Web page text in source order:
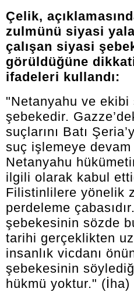
Çelik,
zulmünü siyasi
çalışan siyasi
görüldüğüne
ifadeleri kullandı:
"Netanyahu ve ekibi
şebekedir.
suçlarını Batı
suç işlemeye
Netanyahu
ilgili olarak kabul
Filistinlilere yönelik
perdeleme
şebekesinin sözde
tarihi gerçeklikten
insanlık vicdanı
şebekesinin
hükmü yoktur." (İha)